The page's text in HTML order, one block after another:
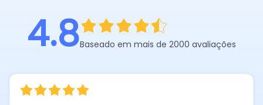
4.8Baseado em mais de 2000 avaliações